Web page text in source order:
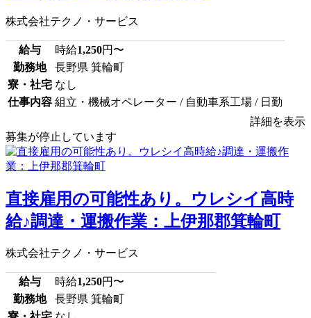
株式会社テクノ・サービス
給与 時給1,250円〜
勤務地
長野県 箕輪町
寮・社宅 なし
仕事内容 組立・機械オペレーター / 自動車系工場 / 日勤
詳細を表示
募集が停止しています
直接雇用の可能性あり。ウレシイ高時
給♪調達・運搬作業：上伊那郡箕輪町
株式会社テクノ・サービス
給与 時給1,250円〜
勤務地
長野県 箕輪町